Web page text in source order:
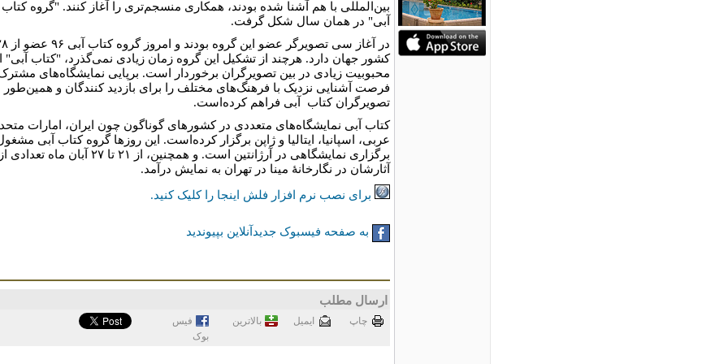
بین‌المللی با هم آشنا شده بودند، همکاری منسجم‌تری را آغاز کنند. "گروه کتاب
آبی" در همان سال شکل گرفت.
در آغاز سی تصویرگر عضو این
کشور جهان دارد. هرچند از تشکیل این گروه زمان زیادی نمی‌گذرد، "کتاب آبی"
محبوبیت زیادی در بین تصویرگران برخوردار است. برپایی نمایشگاه‌های
فرصت آشنایی نزدیک با فرهنگ‌های مختلف را برای بازدید کنندگان و همین‌طور
تصویرگران کتاب آبی فراهم کرده‌است.
کتاب آبی نمایشگاه‌های متعددی در کشورهای گوناگون چون ایران، امارات
عربی، اسپانیا، ایتالیا و ژاپن برگزار کرده‌است. این روزها گروه کتاب آبی
برگزاری نمایشگاهی در آرژانتین است. و همچنین، از ۲۱ تا ۲۷ آبان ماه تعدادی از
آثارشان در نگارخانۀ مینا در تهران به نمایش درآمد.
برای نصب نرم افزار فلش اینجا را کلیک کنيد.
به صفحه فیسبوک جدیدآنلاین بپیوندید
ارسال مطلب
چاپ ايميل بالاترین
فيس
بوک